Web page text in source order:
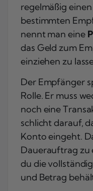
regelmäßig
bestimmten
nennt man eine
das Geld zum
einziehen zu
Der Empfänger
Rolle. Er muss
noch eine
schlicht darauf,
Konto eingeht.
Dauerauftrag zu
du die
und Betrag